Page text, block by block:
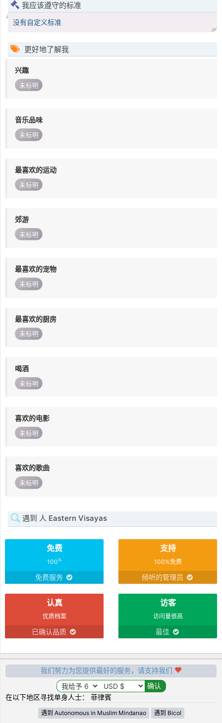
我应该遵守的标准
没有自定义标准
更好地了解我
兴趣
未标明
音乐品味
未标明
最喜欢的运动
未标明
郊游
未标明
最喜欢的宠物
未标明
最喜欢的厨房
未标明
喝酒
未标明
喜欢的电影
未标明
喜欢的歌曲
未标明
遇到 人 Eastern Visayas
免费
100%
免费服务
支持
100%免费
倾听的管理员
认真
优质档案
已确认品质
访客
访问量很高
最佳
我们努力为您提供最好的服务，请支持我们
在以下地区寻找单身人士： 菲律賓
遇到 Autonomous in Muslim Mindanao 遇到 Bicol